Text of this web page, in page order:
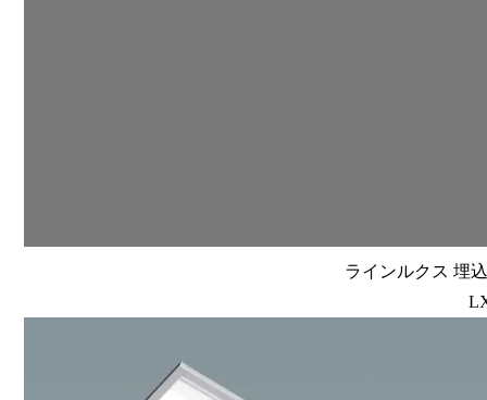
ラインルクス 埋